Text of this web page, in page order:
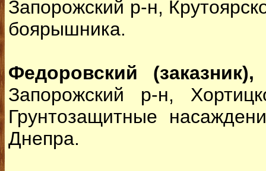
Запорожский р-н,
боярышника.
Федоровский
Запорожский р-н,
Грунтозащитные
Днепра.